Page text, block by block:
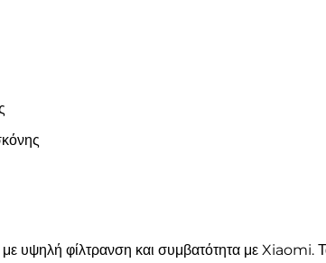
με υψηλή φίλτρανση και συμβατότητα με